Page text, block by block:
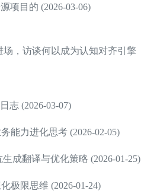
项目的 (2026-03-06)
场，访谈何以成为认知对齐引擎
志 (2026-03-07)
能力进化思考 (2026-02-05)
成翻译与优化策略 (2026-01-25)
极限思维 (2026-01-24)